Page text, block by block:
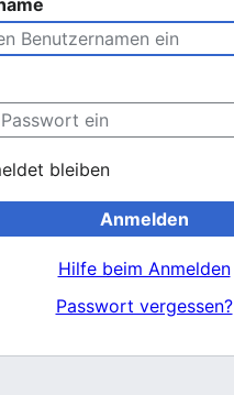
bleiben
Anmelden
Hilfe beim Anmelden
Passwort vergessen?